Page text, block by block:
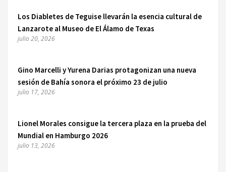
Los Diabletes de Teguise llevarán la esencia cultural de
Lanzarote al Museo de El Álamo de Texas
julio 20, 2026
Gino Marcelli y Yurena Darias protagonizan una nueva
sesión de Bahía sonora el próximo 23 de julio
julio 17, 2026
Lionel Morales consigue la tercera plaza en la prueba del
Mundial en Hamburgo 2026
julio 13, 2026